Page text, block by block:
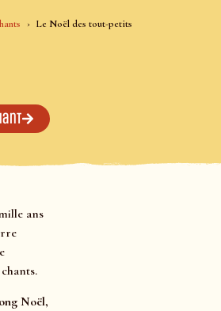
Le Noël des tout-petits
ans
Noël,